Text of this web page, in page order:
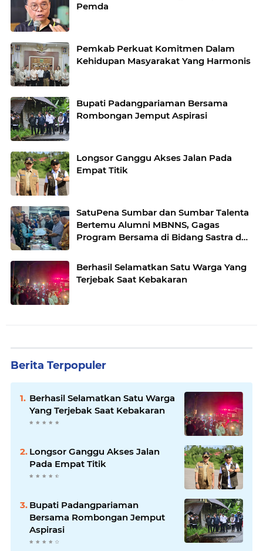
Pemda
Pemkab Perkuat Komitmen Dalam
Kehidupan Masyarakat Yang Harmonis
Bupati Padangpariaman Bersama
Rombongan Jemput Aspirasi
Longsor Ganggu Akses Jalan Pada
Empat Titik
SatuPena Sumbar dan Sumbar Talenta
Bertemu Alumni MBNNS, Gagas
Program Bersama di Bidang Sastra dan
Berhasil Selamatkan Satu Warga Yang
Terjebak Saat Kebakaran
Berita Terpopuler
Berhasil Selamatkan Satu Warga
Yang Terjebak Saat Kebakaran
Longsor Ganggu Akses Jalan
Pada Empat Titik
Bupati Padangpariaman
Bersama Rombongan Jemput
Aspirasi